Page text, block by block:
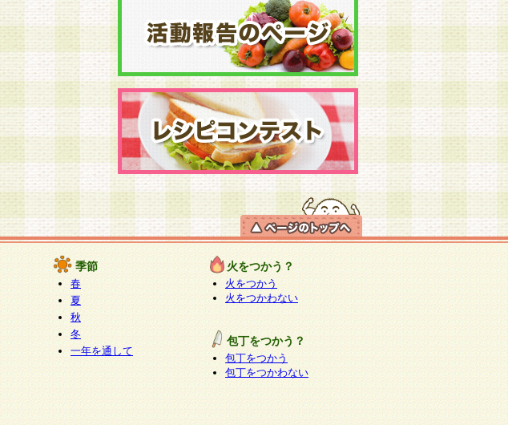
季節
春
夏
秋
冬
一年を通して
火をつかう？
火をつかう
火をつかわない
包丁をつかう？
包丁をつかう
包丁をつかわない